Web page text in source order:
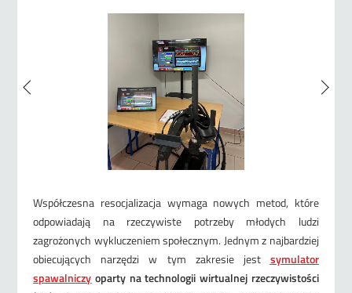
Współczesna resocjalizacja wymaga nowych metod, które
odpowiadają na rzeczywiste potrzeby młodych ludzi
zagrożonych wykluczeniem społecznym. Jednym z najbardziej
obiecujących narzędzi w tym zakresie jest symulator
spawalniczy oparty na technologii wirtualnej rzeczywistości